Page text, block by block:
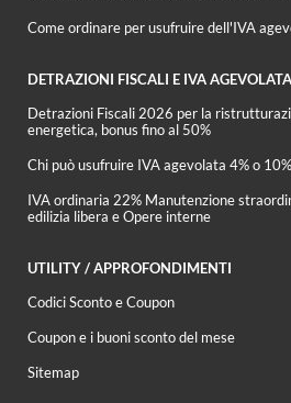
Come ordinare per usufruire dell'IVA
DETRAZIONI FISCALI E IVA AGEVOLATA
Detrazioni Fiscali 2026 per la
energetica, bonus fino al 50%
Chi può usufruire IVA agevolata 4% o
IVA ordinaria 22% Manutenzione
edilizia libera e Opere interne
UTILITY / APPROFONDIMENTI
Codici Sconto e Coupon
Coupon e i buoni sconto del mese
Sitemap